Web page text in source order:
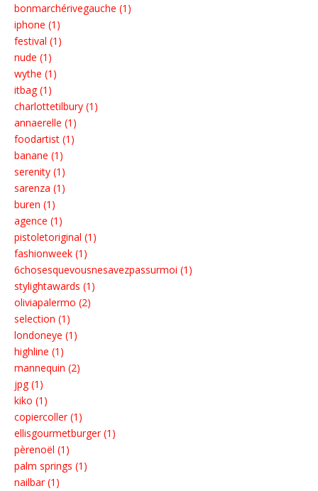
bonmarchérivegauche (1)
iphone (1)
festival (1)
nude (1)
wythe (1)
itbag (1)
charlottetilbury (1)
annaerelle (1)
foodartist (1)
banane (1)
serenity (1)
sarenza (1)
buren (1)
agence (1)
pistoletoriginal (1)
fashionweek (1)
6chosesquevousnesavezpassurmoi (1)
stylightawards (1)
oliviapalermo (2)
selection (1)
londoneye (1)
highline (1)
mannequin (2)
jpg (1)
kiko (1)
copiercoller (1)
ellisgourmetburger (1)
pèrenoël (1)
palm springs (1)
nailbar (1)